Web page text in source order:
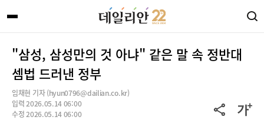
"삼성, 삼성만의 것 아냐" 같은 말 속 정반대
셈법 드러낸 정부
임채현 기자 (hyun0796@dailian.co.kr)
입력 2026.05.14 06:00
수정 2026.05.14 06:00